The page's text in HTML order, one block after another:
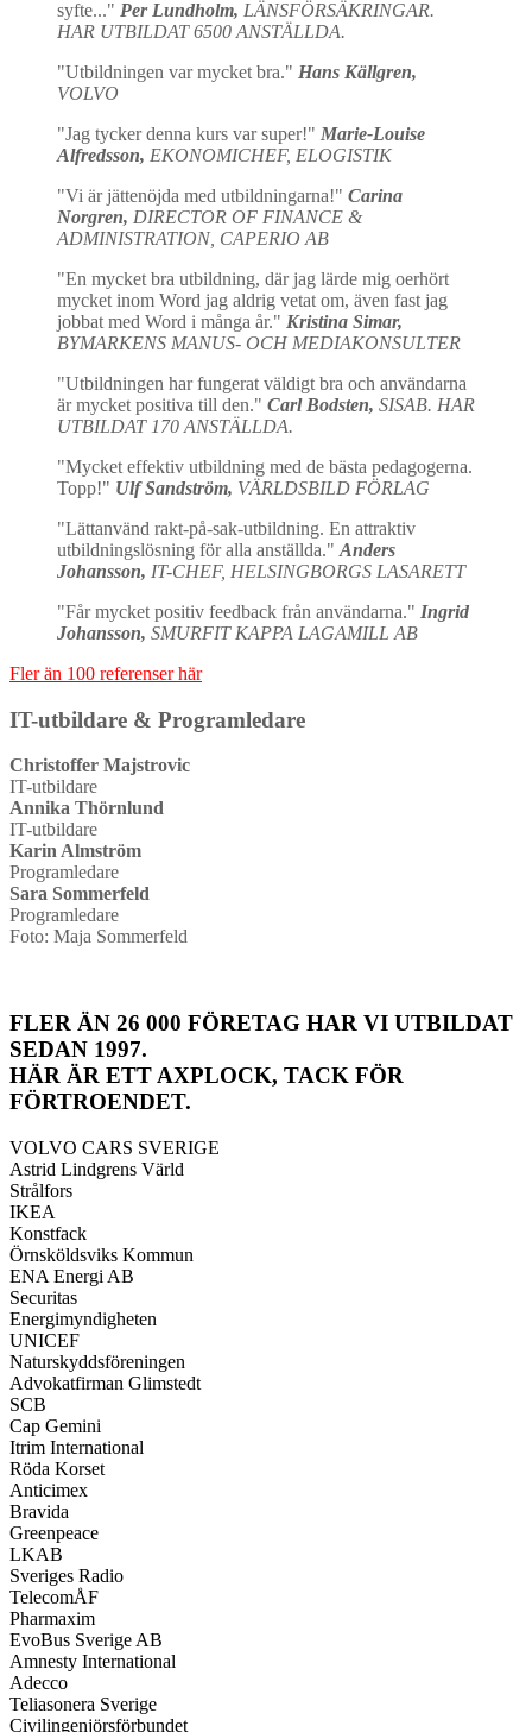
syfte..." Per Lundholm, LÄNSFÖRSÄKRINGAR.
HAR UTBILDAT 6500 ANSTÄLLDA.
"Utbildningen var mycket bra." Hans Källgren,
VOLVO
"Jag tycker denna kurs var super!" Marie-Louise
Alfredsson, EKONOMICHEF, ELOGISTIK
"Vi är jättenöjda med utbildningarna!" Carina
Norgren, DIRECTOR OF FINANCE &
ADMINISTRATION, CAPERIO AB
"En mycket bra utbildning, där jag lärde mig oerhört
mycket inom Word jag aldrig vetat om, även fast jag
jobbat med Word i många år." Kristina Simar,
BYMARKENS MANUS- OCH MEDIAKONSULTER
"Utbildningen har fungerat väldigt bra och användarna
är mycket positiva till den." Carl Bodsten, SISAB. HAR
UTBILDAT 170 ANSTÄLLDA.
"Mycket effektiv utbildning med de bästa pedagogerna.
Topp!" Ulf Sandström, VÄRLDSBILD FÖRLAG
"Lättanvänd rakt-på-sak-utbildning. En attraktiv
utbildningslösning för alla anställda." Anders
Johansson, IT-CHEF, HELSINGBORGS LASARETT
"Får mycket positiv feedback från användarna." Ingrid
Johansson, SMURFIT KAPPA LAGAMILL AB
Fler än 100 referenser här
IT-utbildare & Programledare
Christoffer Majstrovic
IT-utbildare
Annika Thörnlund
IT-utbildare
Karin Almström
Programledare
Sara Sommerfeld
Programledare
Foto: Maja Sommerfeld
FLER ÄN 26 000 FÖRETAG HAR VI UTBILDAT
SEDAN 1997.
HÄR ÄR ETT AXPLOCK, TACK FÖR
FÖRTROENDET.
VOLVO CARS SVERIGE
Astrid Lindgrens Värld
Strålfors
IKEA
Konstfack
Örnsköldsviks Kommun
ENA Energi AB
Securitas
Energimyndigheten
UNICEF
Naturskyddsföreningen
Advokatfirman Glimstedt
SCB
Cap Gemini
Itrim International
Röda Korset
Anticimex
Bravida
Greenpeace
LKAB
Sveriges Radio
TelecomÅF
Pharmaxim
EvoBus Sverige AB
Amnesty International
Adecco
Teliasonera Sverige
Civilingenjörsförbundet